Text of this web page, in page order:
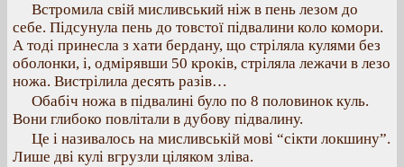
Встромила свій мисливський ніж в пень лезом до
себе. Підсунула пень до товстої підвалини коло комори.
А тоді принесла з хати бердану, що стріляла кулями без
оболонки, і, одмірявши 50 кроків, стріляла лежачи в лезо
ножа. Вистрілила десять разів…
Обабіч ножа в підвалині було по 8 половинок куль.
Вони глибоко повлітали в дубову підвалину.
Це і називалось на мисливській мові “сікти локшину”.
Лише дві кулі вгрузли ціляком зліва.